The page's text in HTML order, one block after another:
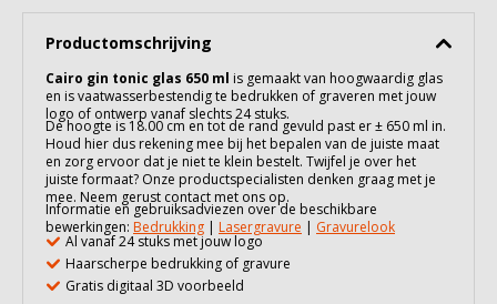
Productomschrijving
Cairo gin tonic glas 650 ml is gemaakt van hoogwaardig glas
en is vaatwasserbestendig te bedrukken of graveren met jouw
logo of ontwerp vanaf slechts 24 stuks.
De hoogte is 18.00 cm en tot de rand gevuld past er ± 650 ml in.
Houd hier dus rekening mee bij het bepalen van de juiste maat
en zorg ervoor dat je niet te klein bestelt. Twijfel je over het
juiste formaat? Onze productspecialisten denken graag met je
mee. Neem gerust contact met ons op.
Informatie en gebruiksadviezen over de beschikbare
bewerkingen: Bedrukking | Lasergravure | Gravurelook
Al vanaf 24 stuks met jouw logo
Haarscherpe bedrukking of gravure
Gratis digitaal 3D voorbeeld